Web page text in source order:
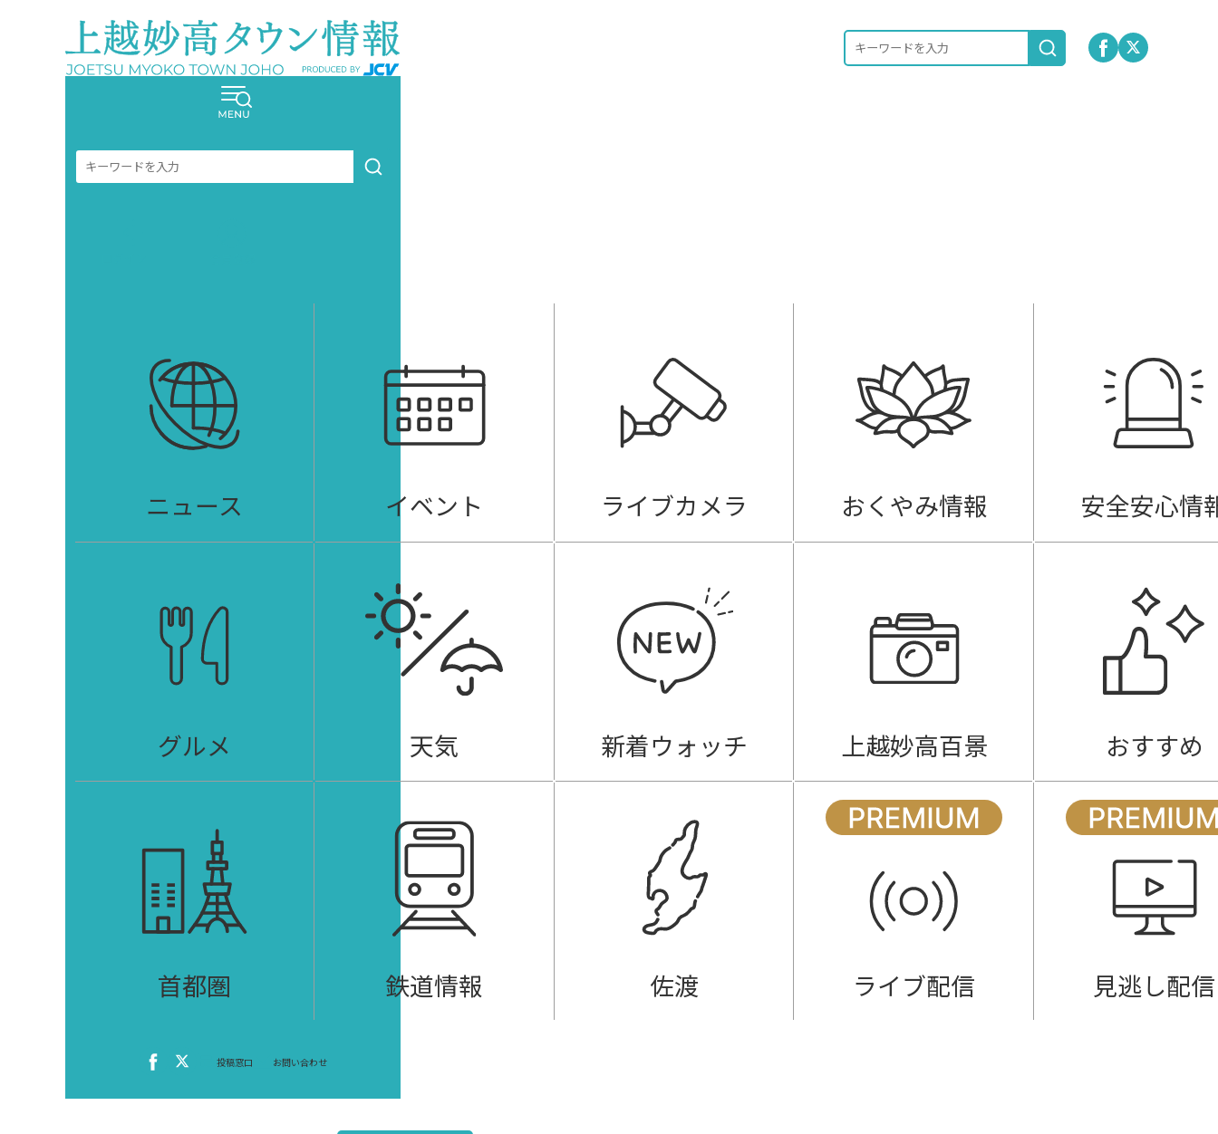
ニュース イベント ライブカメラ おくやみ情報 安全安心情
グルメ 天気 新着ウォッチ 上越妙高百景 おすすめ
首都圏 鉄道情報 佐渡 ライブ配信 見逃し配信
投稿窓口 お問い合わせ